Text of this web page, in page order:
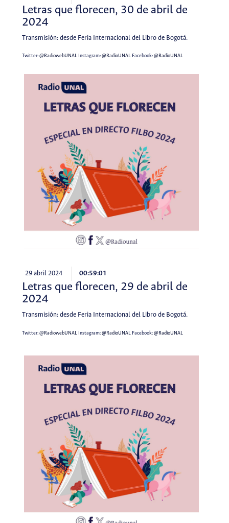
Letras que florecen, 30 de abril de
2024
Transmisión: desde Feria Internacional del Libro de Bogotá.
Twitter:@RadiowebUNALInstagram:@RadioUNALFacebook:@RadioUNAL
29 abril 2024 00:59:01
Letras que florecen, 29 de abril de
2024
Transmisión: desde Feria Internacional del Libro de Bogotá.
Twitter:@RadiowebUNALInstagram:@RadioUNALFacebook:@RadioUNAL